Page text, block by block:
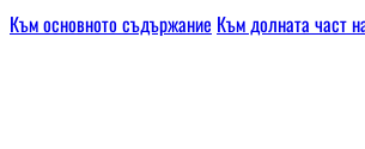
Към основното съдържание Към долната част